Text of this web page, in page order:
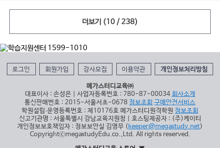
더보기 (10 / 238)
로그인 회원가입 강사모집 이용약관 개인정보처리방침
메가스터디교육㈜
대표이사 : 손성은 | 사업자등록번호 : 780-87-00034 회사소개
통신판매번호 : 2015-서울서초-0678 정보조회 구매안전서비스
학원설립∙운영등록번호 : 제10176호 메가스터디원격학원 정보조회
신고기관명 : 서울특별시 강남교육지원청 | 호스팅제공자 : (주)케이티
개인정보보호책임자 : 정보보안실 김영무 ( keeper@megastudy.net)
CopyrightⓒmegastudyEdu.co.,Ltd. All rights reserved.